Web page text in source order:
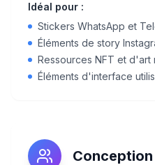
Idéal pour :
Stickers WhatsApp et
Éléments de story
Ressources NFT et d'art
Éléments d'interface